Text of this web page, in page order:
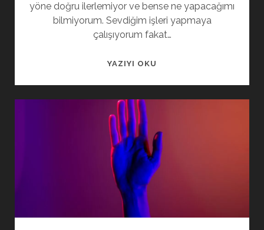
yöne doğru ilerlemiyor ve bense ne yapacağımı
bilmiyorum. Sevdiğim işleri yapmaya
çalışıyorum fakat…
YAZIYI OKU